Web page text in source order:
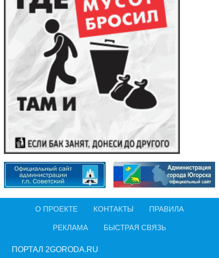
О ПРОЕКТЕ КОНТАКТЫ ПРАВИЛА
РЕКЛАМА БЫСТРАЯ СВЯЗЬ
ПОРТАЛ 2GORODA.RU